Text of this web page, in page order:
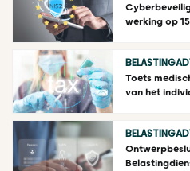
werking op
Toets
van het